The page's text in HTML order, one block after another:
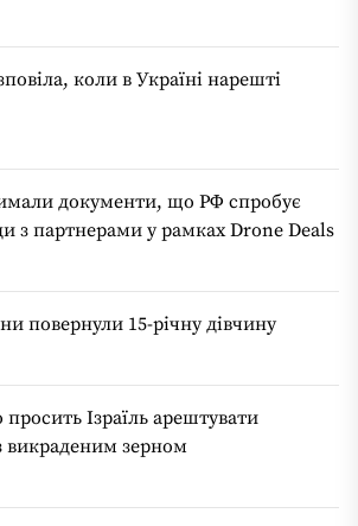
коли в Україні нарешті
документи, що РФ спробує
з партнерами у рамках Drone Deals
повернули 15-річну дівчину
Ізраїль арештувати
викраденим зерном